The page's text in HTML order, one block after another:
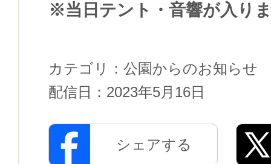
※当日テント・音響が入り
カテゴリ： 公園からのお知らせ
配信日： 2023年5月16日
シェアする